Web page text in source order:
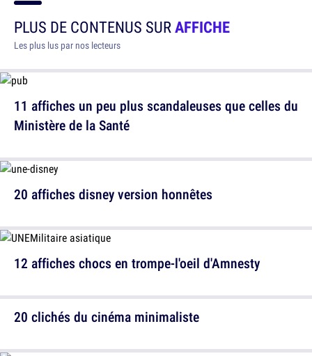
PLUS DE CONTENUS SURAFFICHE
Les plus lus par nos lecteurs
11 affiches un peu plus scandaleuses que celles du
Ministère de la Santé
12 affiches chocs en trompe-l'oeil d'Amnesty
20 affiches disney version honnêtes
20 clichés du cinéma minimaliste